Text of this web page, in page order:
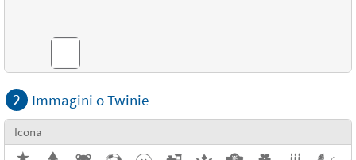
Combinazioni di colori
2 Immagini o Twinie
Icona